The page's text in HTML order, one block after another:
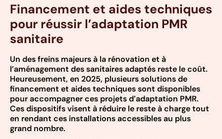
Financement et aides techniques
pour réussir l’adaptation PMR
sanitaire
Un des freins majeurs à la rénovation et à
l’aménagement des sanitaires adaptés reste le coût.
Heureusement, en 2025, plusieurs solutions de
financement et aides techniques sont disponibles
pour accompagner ces projets d’adaptation PMR.
Ces dispositifs visent à réduire le reste à charge tout
en rendant ces installations accessibles au plus
grand nombre.